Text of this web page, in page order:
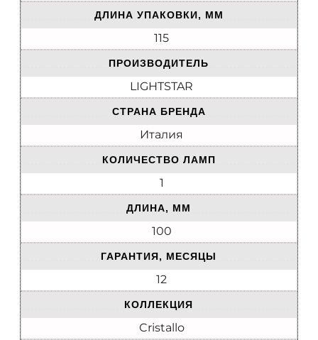
ДЛИНА УПАКОВКИ, ММ
115
ПРОИЗВОДИТЕЛЬ
LIGHTSTAR
СТРАНА БРЕНДА
Италия
КОЛИЧЕСТВО ЛАМП
1
ДЛИНА, ММ
100
ГАРАНТИЯ, МЕСЯЦЫ
12
КОЛЛЕКЦИЯ
Cristallo